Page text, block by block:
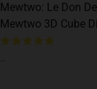
Mewtwo: Le Don
Mewtwo 3D Cube